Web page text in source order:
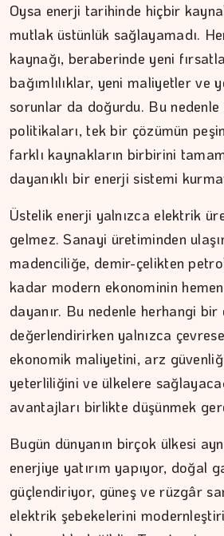
Oysa enerji tarihinde hiçbir
mutlak üstünlük sağlayamadı.
kaynağı, beraberinde yeni
bağımlılıklar, yeni maliyetler ve
sorunlar da doğurdu. Bu
politikaları, tek bir çözümün
farklı kaynakların birbirini
dayanıklı bir enerji sistemi
Üstelik enerji yalnızca elektrik
gelmez. Sanayi üretiminden
madenciliğe, demir-çelikten
kadar modern ekonominin
dayanır. Bu nedenle herhangi bir
değerlendirirken yalnızca
ekonomik maliyetini, arz
yeterliliğini ve ülkelere
avantajları birlikte düşünmek
Bugün dünyanın birçok ülkesi
enerjiye yatırım yapıyor, doğal
güçlendiriyor, güneş ve rüzgâr
elektrik şebekelerini
ŞAFAK GÜVEN
Şehzadeler şehri Manisa